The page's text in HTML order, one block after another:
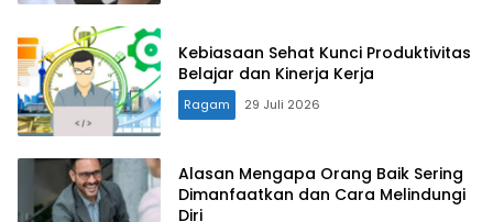
Kebiasaan Sehat Kunci Produktivitas
Belajar dan Kinerja Kerja
Ragam 29 Juli 2026
Alasan Mengapa Orang Baik Sering
Dimanfaatkan dan Cara Melindungi
Diri